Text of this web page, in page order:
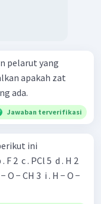
pelarut yang
apakah zat
ada.
Jawaban terverifikasi
ini
O − CH 3 ​ i . H − O −